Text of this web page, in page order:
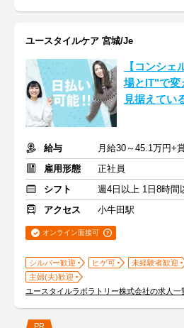
ユースタイルケア 宮城/Je
【コンシェ
場とIT"で
見据えてい
給与
雇用形態
正社員
シフト
週4日以上 1日8時間
アクセス
小牛田駅
オンライン面接可
シルバー歓迎 ヒゲ可 未経験者歓迎
主婦(夫)歓迎
ユースタイルラボラトリー株式会社の求人一
PR